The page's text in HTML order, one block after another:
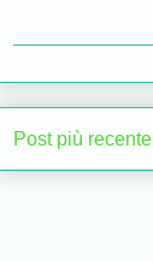
Post più recente